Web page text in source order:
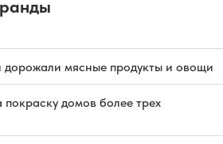
дорожали мясные продукты и овощи
домов более трех